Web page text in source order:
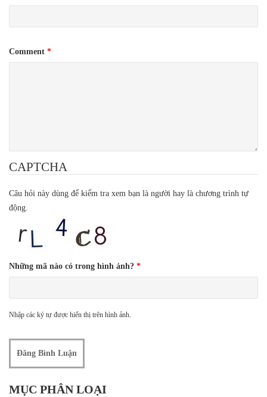
Comment *
CAPTCHA
Câu hỏi này dùng để kiểm tra xem bạn là người hay là chương trình tự
động.
Những mã nào có trong hình ảnh? *
Nhập các ký tự được hiển thị trên hình ảnh.
MỤC PHÂN LOẠI